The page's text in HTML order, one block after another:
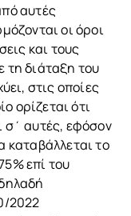
αυτές
οι όροι
και τους
τη διάταξη του
στις οποίες
ορίζεται ότι
σ΄ αυτές, εφόσον
το
επί του
2022